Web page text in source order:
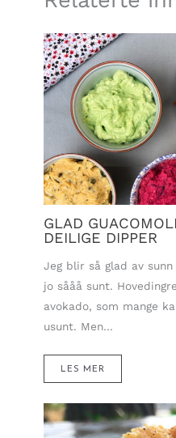
GLAD
DEILIGE DIPPER
Jeg blir så glad av sunn
jo sååå sunt.
avokado, som mange
usunt. Men…
LES MER